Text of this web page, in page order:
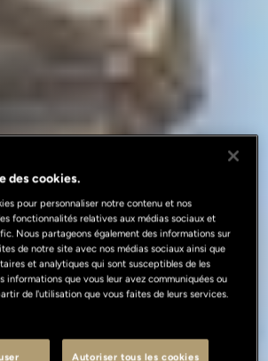
des cookies.
pour personnaliser notre contenu et nos
fonctionnalités relatives aux médias sociaux et
Nous partageons également des informations sur
de notre site avec nos médias sociaux ainsi que
et analytiques qui sont susceptibles de les
informations que vous leur avez communiquées ou
de l'utilisation que vous faites de leurs services.
Autoriser tous les cookies